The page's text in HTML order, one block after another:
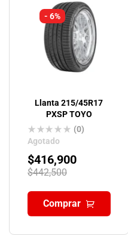
- 6%
Llanta 215/45R17
PXSP TOYO
(0)
Agotado
$442,500
$416,900
Comprar